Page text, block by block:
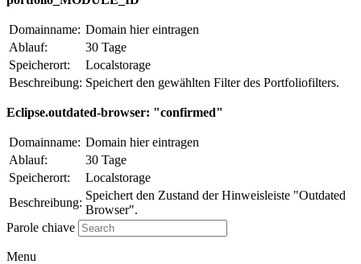
Domainname: Domain hier eintragen
Ablauf:
30 Tage
Speicherort:
Localstorage
Beschreibung: Speichert den gewählten Filter des Portfoliofilters.
Eclipse.outdated-browser: "confirmed"
Domainname: Domain hier eintragen
Ablauf:
30 Tage
Speicherort:
Localstorage
Beschreibung:
Speichert den Zustand der Hinweisleiste "Outdated
Browser".
Parole chiave
Menu